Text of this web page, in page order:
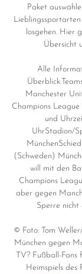
Paket
losgehen. Hier
Übersicht
Alle
Manchester
Champions
und
UhrStadion/
(Schweden)
will mit den
Champions
aber gegen
Sperre nicht
© Foto: Tom
München gegen
TV? Fußball-
Heimspiels des